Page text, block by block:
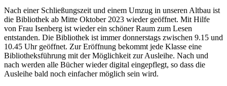
Nach einer Schließungszeit und einem Umzug in unseren Altbau ist
die Bibliothek ab Mitte Oktober 2023 wieder geöffnet. Mit Hilfe
von Frau Isenberg ist wieder ein schöner Raum zum Lesen
entstanden. Die Bibliothek ist immer donnerstags zwischen 9.15 und
10.45 Uhr geöffnet. Zur Eröffnung bekommt jede Klasse eine
Bibliotheksführung mit der Möglichkeit zur Ausleihe. Nach und
nach werden alle Bücher wieder digital eingepflegt, so dass die
Ausleihe bald noch einfacher möglich sein wird.